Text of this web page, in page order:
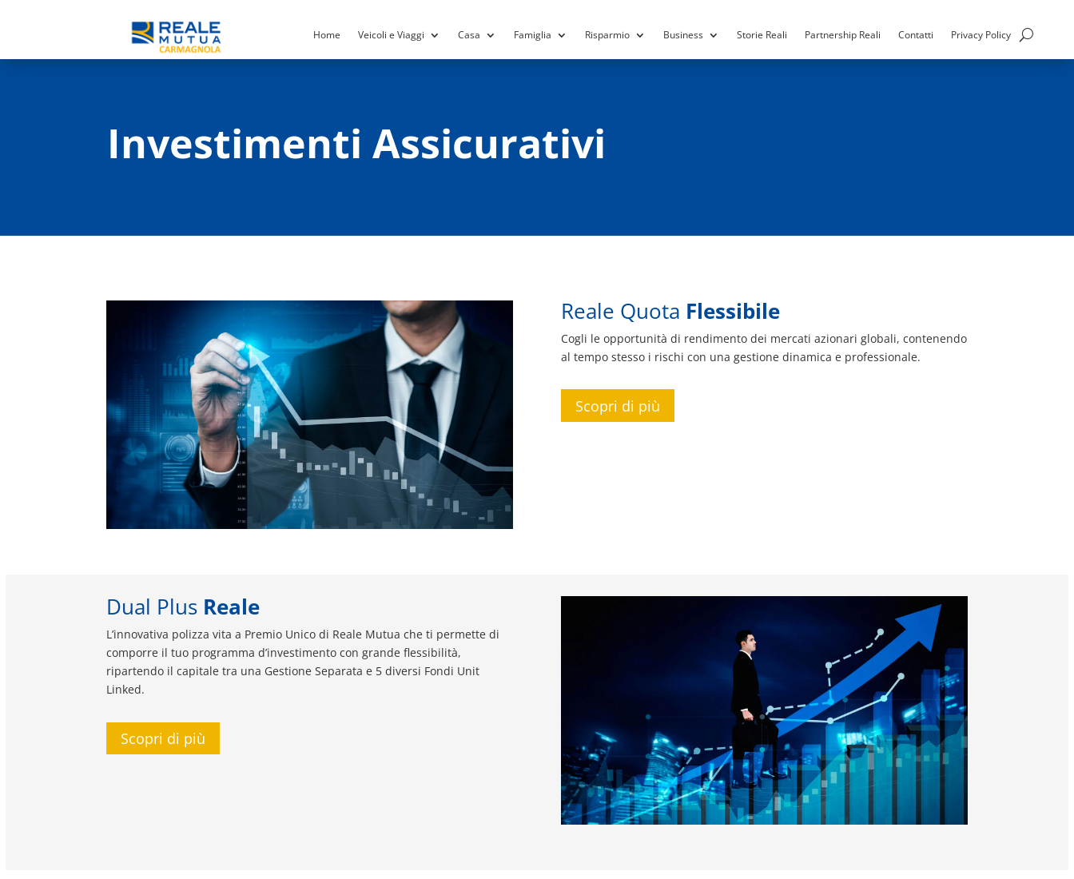
Home Veicoli e Viaggi Casa Famiglia Risparmio Business Storie Reali Partnership Reali Contatti Privacy Policy
Investimenti Assicurativi
Reale Quota Flessibile
Cogli le opportunità di rendimento dei mercati azionari globali, contenendo
al tempo stesso i rischi con una gestione dinamica e professionale.
Scopri di più
Dual Plus Reale
L’innovativa polizza vita a Premio Unico di Reale Mutua che ti permette di
comporre il tuo programma d’investimento con grande flessibilità,
ripartendo il capitale tra una Gestione Separata e 5 diversi Fondi Unit
Linked.
Scopri di più